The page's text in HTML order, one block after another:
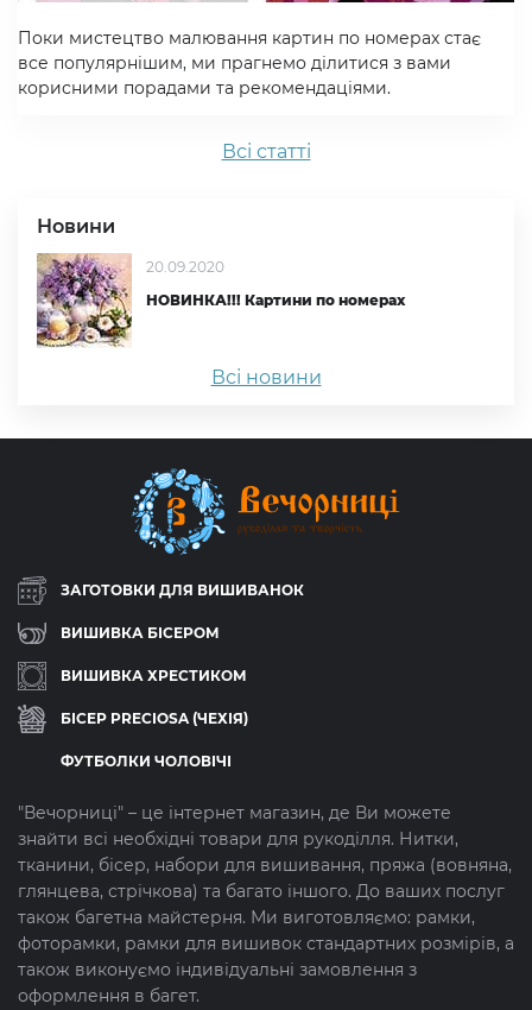
Поки мистецтво малювання картин по номерах стає
все популярнішим, ми прагнемо ділитися з вами
корисними порадами та рекомендаціями.
Всi статтi
Новини
20.09.2020
НОВИНКА!!! Картини по номерах
Всі новини
ЗАГОТОВКИ ДЛЯ ВИШИВАНОК
ВИШИВКА БІСЕРОМ
ВИШИВКА ХРЕСТИКОМ
БІСЕР PRECIOSA (ЧЕХІЯ)
ФУТБОЛКИ ЧОЛОВІЧІ
"Вечорниці" – це інтернет магазин, де Ви можете
знайти всі необхідні товари для рукоділля. Нитки,
тканини, бісер, набори для вишивання, пряжа (вовняна,
глянцева, стрічкова) та багато іншого. До ваших послуг
також багетна майстерня. Ми виготовляємо: рамки,
фоторамки, рамки для вишивок стандартних розмірів, а
також виконуємо індивідуальні замовлення з
оформлення в багет.